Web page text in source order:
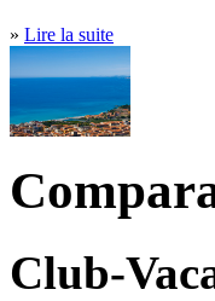
» Lire la suite
Club-